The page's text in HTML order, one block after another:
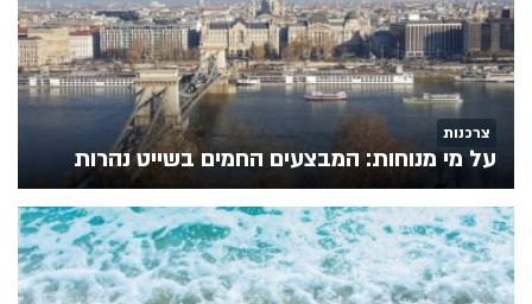
צרכנות
על מי מנוחות: המבצעים החמים בשייט נהרות